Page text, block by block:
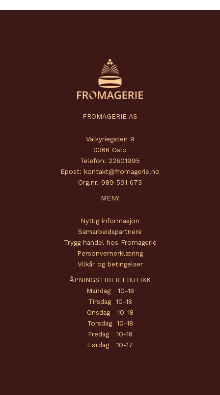
FROMAGERIE AS
Valkyriegaten 9
0366 Oslo
Telefon: 22601995
Epost: kontakt@fromagerie.no
Org.nr. 989 591 673
MENY
Nyttig informasjon
Samarbeidspartnere
Trygg handel hos Fromagerie
Personvernerklæring
Vilkår og betingelser
ÅPNINGSTIDER I BUTIKK
Mandag 10-18
Tirsdag 10-18
Onsdag 10-18
Torsdag 10-18
Fredag 10-18
Lørdag 10-17